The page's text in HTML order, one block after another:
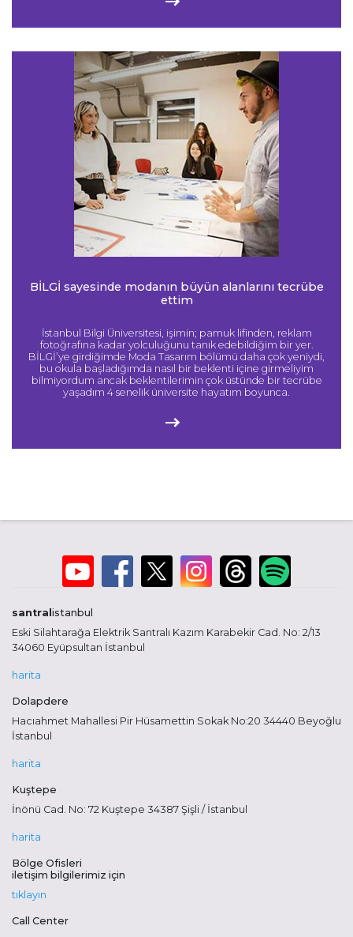
BİLGİ sayesinde modanın büyün alanlarını tecrübe
ettim
İstanbul Bilgi Üniversitesi, işimin; pamuk lifinden, reklam
fotoğrafına kadar yolculuğunu tanık edebildiğim bir yer.
BİLGİ’ye girdiğimde Moda Tasarım bölümü daha çok yeniydi,
bu okula başladığımda nasıl bir beklenti içine girmeliyim
bilmiyordum ancak beklentilerimin çok üstünde bir tecrübe
yaşadım 4 senelik üniversite hayatım boyunca.
santralistanbul
Eski Silahtarağa Elektrik Santralı Kazım Karabekir Cad. No: 2/13
34060 Eyüpsultan İstanbul
harita
Dolapdere
Hacıahmet Mahallesi Pir Hüsamettin Sokak No:20 34440 Beyoğlu
İstanbul
harita
Kuştepe
İnönü Cad. No: 72 Kuştepe 34387 Şişli / İstanbul
harita
Bölge Ofisleri
iletişim bilgilerimiz için
tıklayın
Call Center